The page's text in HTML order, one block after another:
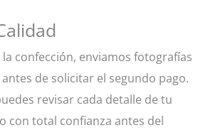
confección, enviamos fotografías
de solicitar el segundo pago.
revisar cada detalle de tu
con total confianza antes del